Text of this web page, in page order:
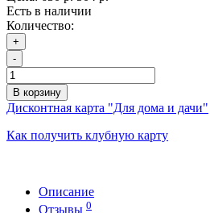
Есть в наличии
Количество:
+
-
В корзину
Дисконтная карта "Для дома и дачи"
Как получить клубную карту
Описание
Отзывы 0